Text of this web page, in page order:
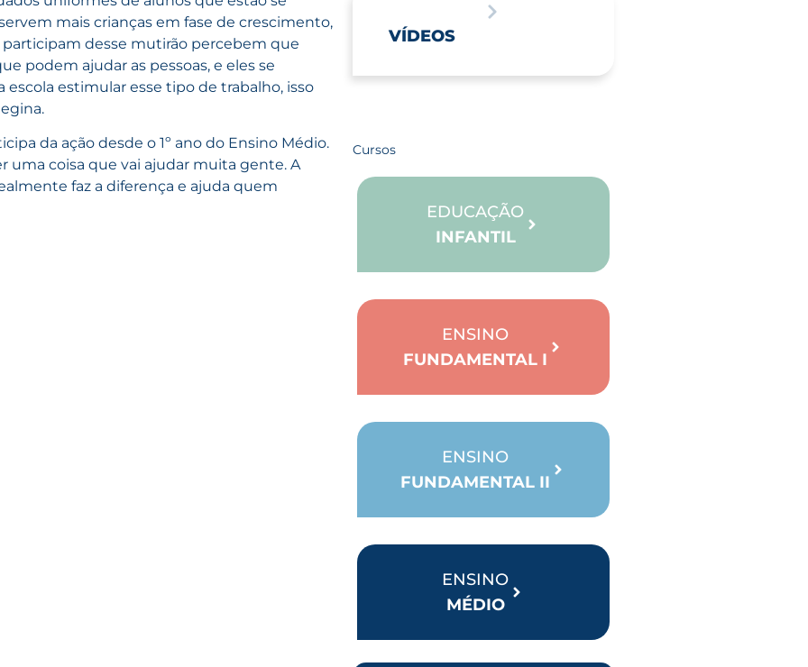
mais crianças em fase de crescimento,
participam desse mutirão percebem que
podem ajudar as pessoas, e eles se
estimular esse tipo de trabalho, isso
da ação desde o 1º ano do Ensino Médio.
uma coisa que vai ajudar muita gente. A
faz a diferença e ajuda quem
VÍDEOS
Cursos
EDUCAÇÃO
INFANTIL
ENSINO
FUNDAMENTAL I
ENSINO
FUNDAMENTAL II
ENSINO
MÉDIO